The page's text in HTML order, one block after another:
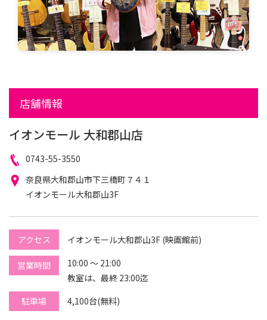
店舗情報
イオンモール 大和郡山店
電
話
番
0743-55-3550
住
所
奈良県大和郡山市下三橋町７４１
イオンモール大和郡山3F
アクセス イオンモール大和郡山3F (映画館前)
営業時間
10:00 ～ 21:00
教室は、最終 23:00迄
駐車場
4,100台(無料)